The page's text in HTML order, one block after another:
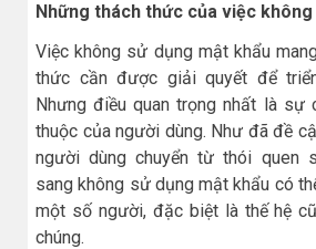
Những thách thức của việc
Việc không sử dụng mật khẩu
thức cần được giải quyết để
Nhưng điều quan trọng nhất là sự
thuộc của người dùng. Như đã đề
người dùng chuyển từ thói quen
sang không sử dụng mật khẩu có
một số người, đặc biệt là thế hệ
chúng.